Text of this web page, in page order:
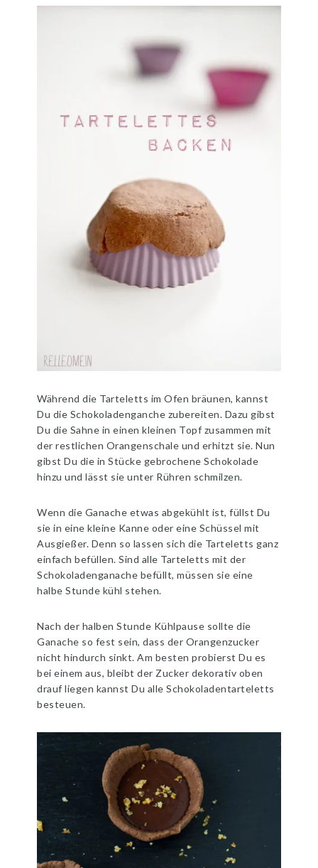
Während die Tarteletts im Ofen bräunen, kannst
Du die Schokoladenganche zubereiten. Dazu gibst
Du die Sahne in einen kleinen Topf zusammen mit
der restlichen Orangenschale und erhitzt sie. Nun
gibst Du die in Stücke gebrochene Schokolade
hinzu und lässt sie unter Rühren schmilzen.
Wenn die Ganache etwas abgekühlt ist, füllst Du
sie in eine kleine Kanne oder eine Schüssel mit
Ausgießer. Denn so lassen sich die Tarteletts ganz
einfach befüllen. Sind alle Tarteletts mit der
Schokoladenganache befüllt, müssen sie eine
halbe Stunde kühl stehen.
Nach der halben Stunde Kühlpause sollte die
Ganache so fest sein, dass der Orangenzucker
nicht hindurch sinkt. Am besten probierst Du es
bei einem aus, bleibt der Zucker dekorativ oben
drauf liegen kannst Du alle Schokoladentarteletts
besteuen.